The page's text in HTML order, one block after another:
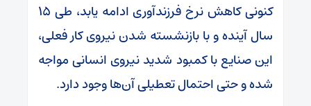
کنونی کاهش نرخ فرزندآوری ادامه یابد، طی ۱۵
سال آینده و با بازنشسته شدن نیروی کار فعلی،
این صنایع با کمبود شدید نیروی انسانی مواجه
شده و حتی احتمال تعطیلی آن‌ها وجود دارد.